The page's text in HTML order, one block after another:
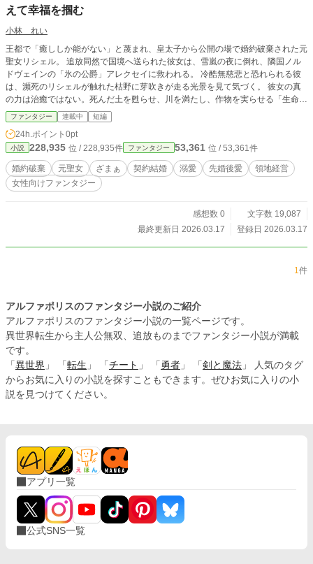
えて幸福を掴む
小林 れい
王都で「癒ししか能がない」と蔑まれ、皇太子から公開の場で婚約破棄された元
聖女リシェル。 追放同然で国境へ送られた彼女は、雪嵐の夜に倒れ、隣国ノル
ドヴェインの「氷の公爵」アレクセイに救われる。 冷酷無慈悲と恐れられる彼
は、瀕死のリシェルが触れた枯野に芽吹きが走る光景を見て気づく。 彼女の真
の力は治癒ではない。死んだ土を甦らせ、川を満たし、作物を実らせる「生命女
神の権能」だった。 利害の一致から始まった契約結婚。 彼は彼女を守る盾を名
乗り、彼女は彼の領地を再生する剣となる。 だが共に冬を越え、飢えた村にパ
ンを焼き、傷ついた民の手を取り合ううち、 二人の間にあるはずの線引きは少
しずつ融けていく。 やがて聖女を失った祖国は荒廃し、かつて彼女を切り捨て
た皇太子は涙ながらに帰還を懇願するが―― リシェルの答えは、過去へ向かう
ものではない。 彼女が選ぶのは、自分を侮らない人々と築く新しい国、新しい
愛、新しい誇り。 これは「捨てられた少女」が「選び取る女王」になる、逆転
ファンタジー 連載中 短編
24h.ポイント 0pt
小説 228,935 位 / 228,935件 ファンタジー 53,361 位 / 53,361件
婚約破棄 元聖女 ざまぁ 契約結婚 溺愛 先婚後愛
領地経営
女性向けファンタジー
感想数 0
文字数 19,087
最終更新日 2026.03.17
登録日 2026.03.17
1件
アルファポリスのファンタジー小説のご紹介
アルファポリスのファンタジー小説の一覧ページです。
異世界転生から主人公無双、追放ものまでファンタジー小説が満載
です。
「 異世界 」 「 転生 」 「 チート 」 「 勇者 」 「 剣と魔法 」 人気のタグ
からお気に入りの小説を探すこともできます。ぜひお気に入りの小
説を見つけてください。
アプリ一覧
公式SNS一覧